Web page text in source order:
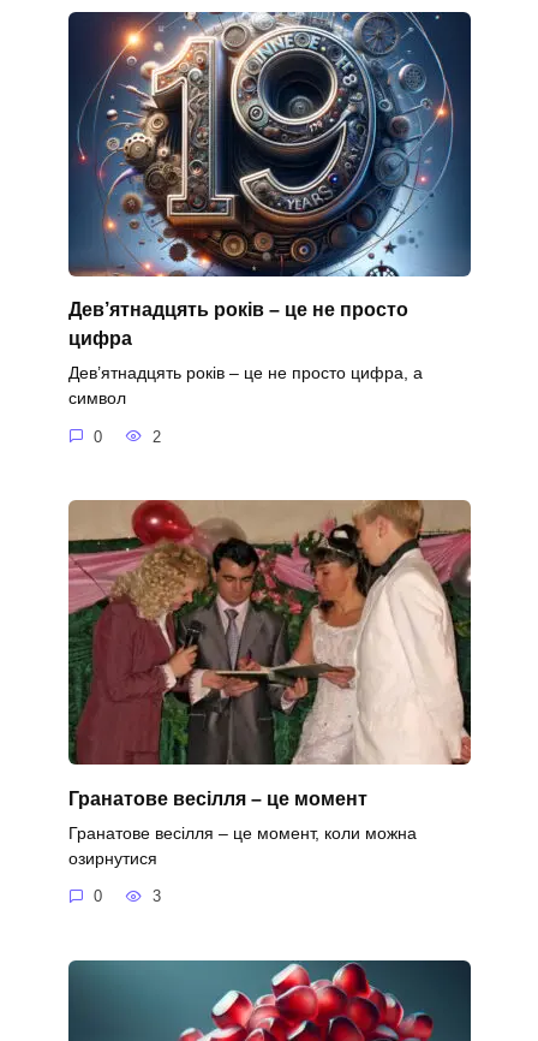
Дев’ятнадцять років – це не просто
цифра
Дев’ятнадцять років – це не просто цифра, а
символ
0 2
Гранатове весілля – це момент
Гранатове весілля – це момент, коли можна
озирнутися
0 3